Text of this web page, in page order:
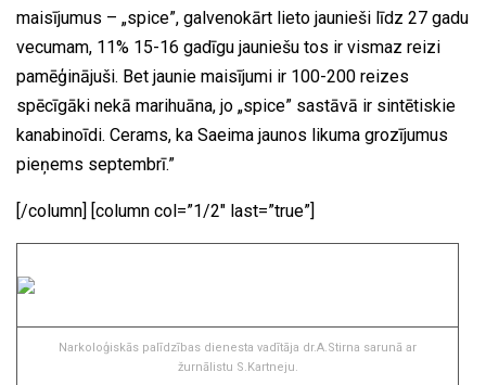
maisījumus – „spice”, galvenokārt lieto jaunieši līdz 27 gadu
vecumam, 11% 15-16 gadīgu jauniešu tos ir vismaz reizi
pamēģinājuši. Bet jaunie maisījumi ir 100-200 reizes
spēcīgāki nekā marihuāna, jo „spice” sastāvā ir sintētiskie
kanabinoīdi. Cerams, ka Saeima jaunos likuma grozījumus
pieņems septembrī.”
[/column] [column col=”1/2″ last=”true”]
Narkoloģiskās palīdzības dienesta vadītāja dr.A.Stirna sarunā ar
žurnālistu S.Kartneju.